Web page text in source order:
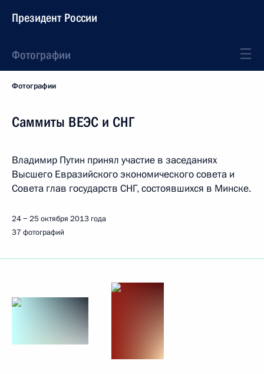
Президент России
Фотографии
Фотографии
Саммиты ВЕЭС и СНГ
Владимир Путин принял участие в заседаниях
Высшего Евразийского экономического совета и
Совета глав государств СНГ, состоявшихся в Минске.
24 − 25 октября 2013 года
37 фотографий